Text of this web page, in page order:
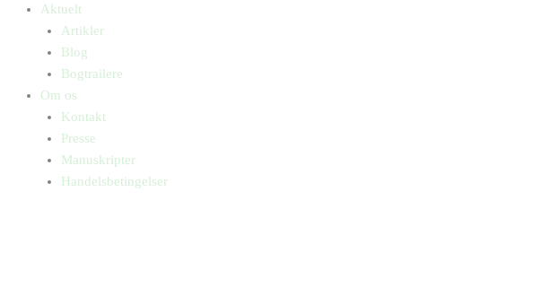
Aktuelt
Artikler
Blog
Bogtrailere
Om os
Kontakt
Presse
Manuskripter
Handelsbetingelser